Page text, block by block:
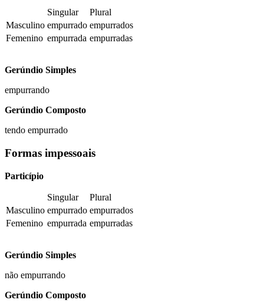
Singular
Plural
Masculino empurrado empurrados
Femenino empurrada empurradas
Gerúndio Simples
empurrando
Gerúndio Composto
tendo empurrado
Formas impessoais
Particípio
Singular
Plural
Masculino empurrado empurrados
Femenino empurrada empurradas
Gerúndio Simples
não empurrando
Gerúndio Composto